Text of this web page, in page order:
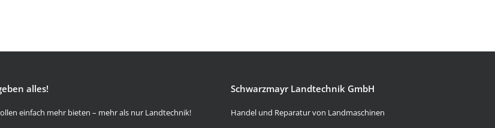
alles!
einfach mehr bieten – mehr als nur Landtechnik!
Schwarzmayr Landtechnik GmbH
Handel und Reparatur von Landmaschinen